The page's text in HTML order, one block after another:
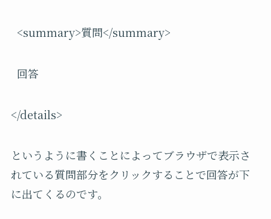
<summary>質問</summary>
回答
</details>
というように書くことによってブラウザで表示さ
れている質問部分をクリックすることで回答が下
に出てくるのです。